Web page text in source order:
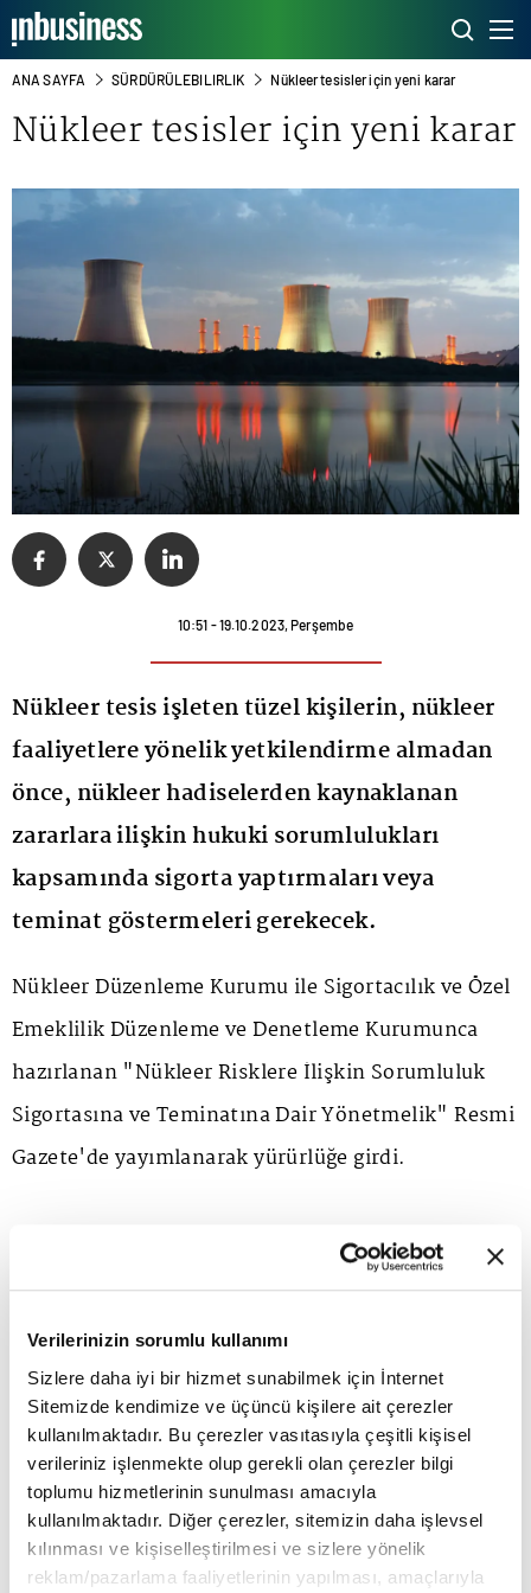
Verilerinizin sorumlu kullanımı
Sizlere daha iyi bir hizmet sunabilmek için İnternet
Sitemizde kendimize ve üçüncü kişilere ait çerezler
kullanılmaktadır. Bu çerezler vasıtasıyla çeşitli kişisel
verileriniz işlenmekte olup gerekli olan çerezler bilgi
toplumu hizmetlerinin sunulması amacıyla
kullanılmaktadır. Diğer çerezler, sitemizin daha işlevsel
kılınması ve kişiselleştirilmesi ve sizlere yönelik
reklam/pazarlama faaliyetlerinin yapılması, amaçlarıyla
ANA SAYFA SÜRDÜRÜLEBILIRLIK Nükleer tesisler için yeni karar
Nükleer tesisler için yeni karar
10:51 - 19.10.2023, Perşembe
Nükleer tesis işleten tüzel kişilerin, nükleer
faaliyetlere yönelik yetkilendirme almadan
önce, nükleer hadiselerden kaynaklanan
zararlara ilişkin hukuki sorumlulukları
kapsamında sigorta yaptırmaları veya
teminat göstermeleri gerekecek.
Nükleer Düzenleme Kurumu ile Sigortacılık ve Özel
Emeklilik Düzenleme ve Denetleme Kurumunca
hazırlanan "Nükleer Risklere İlişkin Sorumluluk
Sigortasına ve Teminatına Dair Yönetmelik" Resmi
Gazete'de yayımlanarak yürürlüğe girdi.
Buna göre, nükleer tesis işleten tüzel kişinin
nükleer hadiselerden kaynaklanan nükleer
yaptırmaları gereken sigortaya veya göstermeleri
gereken teminata ilişkin usul ve esaslar belirlendi.
Yönetmelik kapsamında, nükleer tesis işleten kişi,
Nükleer Düzenleme Kurumu tarafından faaliyetine
ilişkin yetkilendirme yapılmadan önce, nükleer